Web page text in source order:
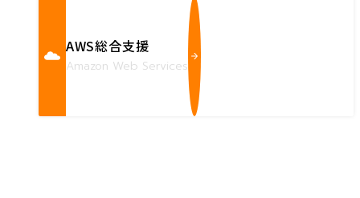
AWS総合支援
Amazon Web Services